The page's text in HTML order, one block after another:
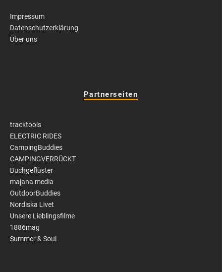
Impressum
Datenschutzerklärung
Über uns
Partnerseiten
tracktools
ELECTRIC RIDES
CampingBuddies
CAMPINGVERRÜCKT
Buchgeflüster
majana media
OutdoorBuddies
Nordiska Livet
Unsere Lieblingsfilme
1886mag
Summer & Soul